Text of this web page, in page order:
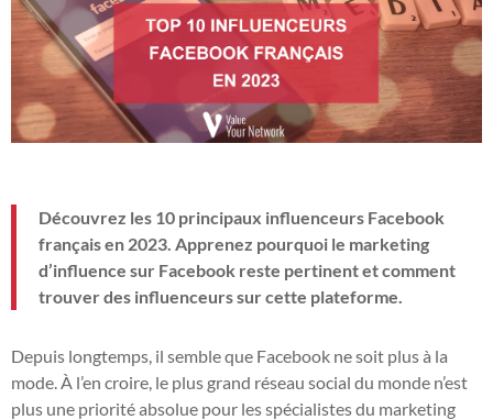
Découvrez les 10 principaux influenceurs Facebook
français en 2023. Apprenez pourquoi le marketing
d’influence sur Facebook reste pertinent et comment
trouver des influenceurs sur cette plateforme.
Depuis longtemps, il semble que Facebook ne soit plus à la
mode. À l’en croire, le plus grand réseau social du monde n’est
plus une priorité absolue pour les spécialistes du marketing